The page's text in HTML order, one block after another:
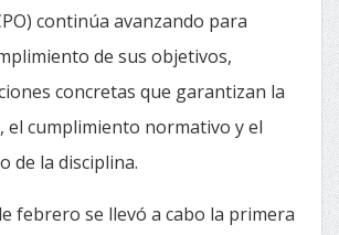
continúa avanzando para
de sus objetivos,
concretas que garantizan la
el cumplimiento normativo y el
de la disciplina.
febrero se llevó a cabo la primera